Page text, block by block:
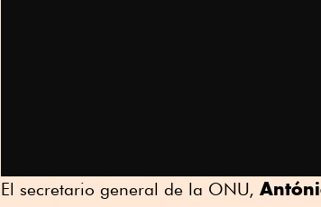
El secretario general de la ONU,